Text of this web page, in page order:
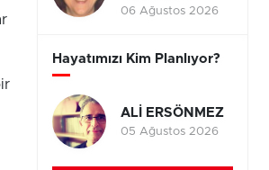
06 Ağustos 2026
Hayatımızı Kim Planlıyor?
ALİ ERSÖNMEZ
05 Ağustos 2026